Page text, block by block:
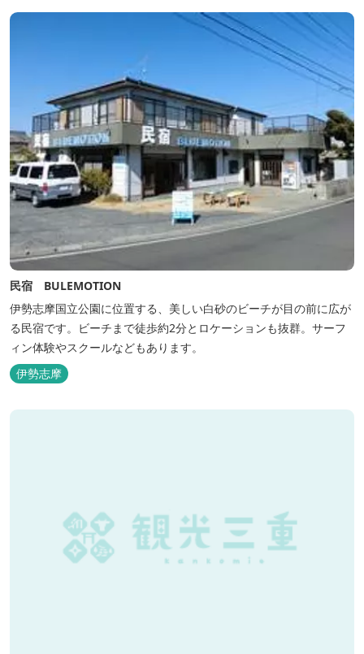
時間6:30～900）、大浴場完備、全室インターネット回線完備（Wi-
民宿 BULEMOTION
伊勢志摩国立公園に位置する、美しい白砂のビーチが目の前に広が
る民宿です。ビーチまで徒歩約2分とロケーションも抜群。サーフ
ィン体験やスクールなどもあります。
伊勢志摩